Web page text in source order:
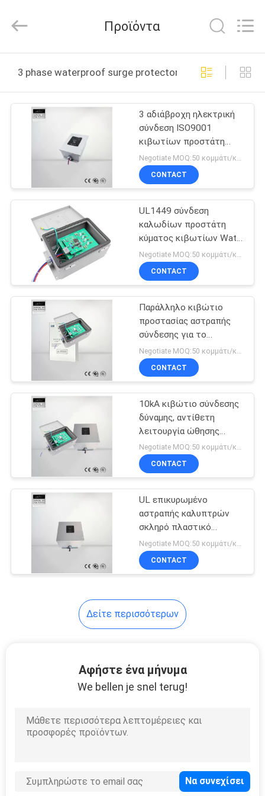
ΠΡΟΪΌΝΤΑ
ΠΕΡΊΠΟΥ
ΕΜΕΊΣ
ΓΎΡΟΣ
ΕΡΓΟΣΤΑΣΊΩΝ
ΠΟΙΟΤΙΚΌΣ
ΈΛΕΓΧΟΣ
ΜΑΣ
ΕΛΆΤΕ
ΜΕ
ΕΙΔΉΣΕΙΣ
ΈΝΑ
ΑΠΌΣΠΑΣΜΑ
SITEMAP
Technology
Co.,Ltd.
Reserved.
Προϊόντα
3 phase waterproof surge protector box διαδικτυακή
3 αδιάβροχη ηλεκτρική
σύνδεση ISO9001
κιβωτίων προστάτη
κύματος φάσης
εγκεκριμένη
Negotiate MOQ:50 κομμάτι/κομμάτια
CONTACT
UL1449 σύνδεση
καλωδίων προστάτη
κύματος κιβωτίων Watt
480VAC με PTMOV
CONTACT
Παράλληλο κιβώτιο
προστασίας αστραπής
σύνδεσης για το
σύστημα GB18802-11
ηλιακής ενέργειας
CONTACT
10kA κιβώτιο σύνδεσης
δύναμης, αντίθετη
λειτουργία ώθησης
κιβωτίων προστασίας
αστραπής
Negotiate MOQ:50 κομμάτι/κομμάτια
CONTACT
UL επικυρωμένο
αστραπής καλυπτρών
σκληρό πλαστικό
σύνδεσης καλωδίων
κιβωτίων ηλεκτρικό
Negotiate MOQ:50 κομμάτι/κομμάτια
CONTACT
Δείτε περισσότερων
Αφήστε ένα μήνυμα
We bellen je snel terug!